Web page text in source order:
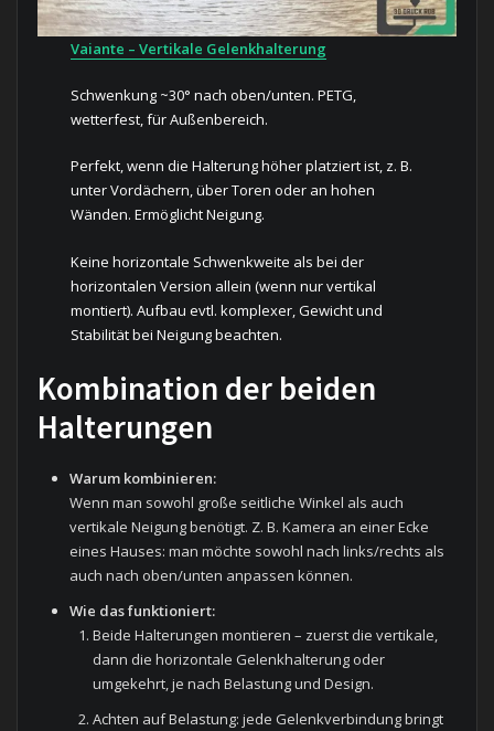
Vaiante – Vertikale Gelenkhalterung
Schwenkung ~30° nach oben/unten. PETG,
wetterfest, für Außenbereich.
Perfekt, wenn die Halterung höher platziert ist, z. B.
unter Vordächern, über Toren oder an hohen
Wänden. Ermöglicht Neigung.
Keine horizontale Schwenkweite als bei der
horizontalen Version allein (wenn nur vertikal
montiert). Aufbau evtl. komplexer, Gewicht und
Stabilität bei Neigung beachten.
Kombination der beiden
Halterungen
Warum kombinieren:
Wenn man sowohl große seitliche Winkel als auch
vertikale Neigung benötigt. Z. B. Kamera an einer Ecke
eines Hauses: man möchte sowohl nach links/rechts als
auch nach oben/unten anpassen können.
Wie das funktioniert:
Beide Halterungen montieren – zuerst die vertikale,
dann die horizontale Gelenkhalterung oder
umgekehrt, je nach Belastung und Design.
Achten auf Belastung: jede Gelenkverbindung bringt